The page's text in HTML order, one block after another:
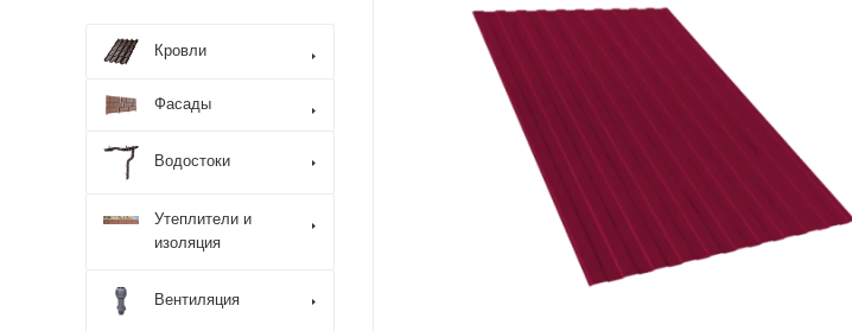
Кровли
Фасады
Водостоки
Утеплители и
изоляция
Вентиляция